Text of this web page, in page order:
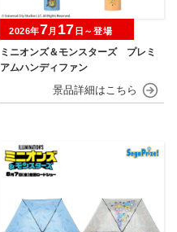
ミニオンズ＆モンスターズ プレミ
アムハンディファン
2026年7月 17 日～登場